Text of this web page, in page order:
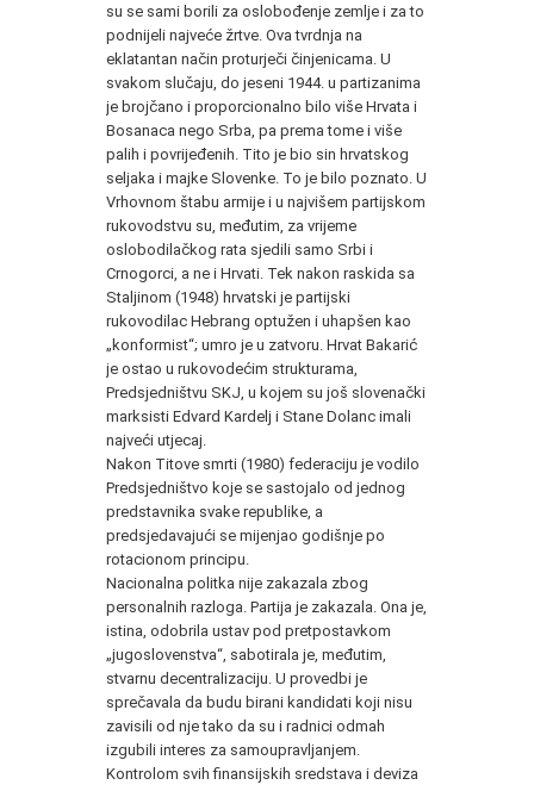
su se sami borili za oslobođenje zemlje i za to
podnijeli najveće žrtve. Ova tvrdnja na
eklatantan način proturječi činjenicama. U
svakom slučaju, do jeseni 1944. u partizanima
je brojčano i proporcionalno bilo više Hrvata i
Bosanaca nego Srba, pa prema tome i više
palih i povrijeđenih. Tito je bio sin hrvatskog
seljaka i majke Slovenke. To je bilo poznato. U
Vrhovnom štabu armije i u najvišem partijskom
rukovodstvu su, međutim, za vrijeme
oslobodilačkog rata sjedili samo Srbi i
Crnogorci, a ne i Hrvati. Tek nakon raskida sa
Staljinom (1948) hrvatski je partijski
rukovodilac Hebrang optužen i uhapšen kao
„konformist“; umro je u zatvoru. Hrvat Bakarić
je ostao u rukovodećim strukturama,
Predsjedništvu SKJ, u kojem su još slovenački
marksisti Edvard Kardelj i Stane Dolanc imali
najveći utjecaj.
Nakon Titove smrti (1980) federaciju je vodilo
Predsjedništvo koje se sastojalo od jednog
predstavnika svake republike, a
predsjedavajući se mijenjao godišnje po
rotacionom principu.
Nacionalna politka nije zakazala zbog
personalnih razloga. Partija je zakazala. Ona je,
istina, odobrila ustav pod pretpostavkom
„jugoslovenstva“, sabotirala je, međutim,
stvarnu decentralizaciju. U provedbi je
sprečavala da budu birani kandidati koji nisu
zavisili od nje tako da su i radnici odmah
izgubili interes za samoupravljanjem.
Kontrolom svih finansijskih sredstava i deviza